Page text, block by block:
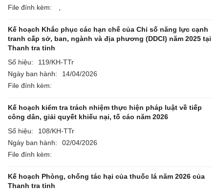
File đính kèm:
Kế hoạch Khắc phục các hạn chế của Chỉ số năng lực cạnh
tranh cấp sở, ban, ngành và địa phương (DDCI) năm 2025 tại
Thanh tra tỉnh
Số hiệu:
119/KH-TTr
Ngày ban hành:
14/04/2026
File đính kèm:
Kế hoạch kiểm tra trách nhiệm thực hiện pháp luật về tiếp
công dân, giải quyết khiếu nại, tố cáo năm 2026
Số hiệu:
108/KH-TTr
Ngày ban hành:
02/04/2026
File đính kèm:
Kế hoạch Phòng, chống tác hại của thuốc lá năm 2026 của
Thanh tra tỉnh